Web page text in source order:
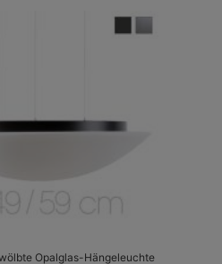
Opalglas-Hängeleuchte